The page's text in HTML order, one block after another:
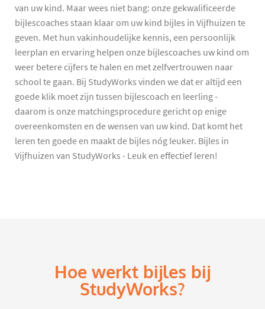
van uw kind. Maar wees niet bang: onze gekwalificeerde
bijlescoaches staan klaar om uw kind bijles in Vijfhuizen te
geven. Met hun vakinhoudelijke kennis, een persoonlijk
leerplan en ervaring helpen onze bijlescoaches uw kind om
weer betere cijfers te halen en met zelfvertrouwen naar
school te gaan. Bij StudyWorks vinden we dat er altijd een
goede klik moet zijn tussen bijlescoach en leerling -
daarom is onze matchingsprocedure gericht op enige
overeenkomsten en de wensen van uw kind. Dat komt het
leren ten goede en maakt de bijles nóg leuker. Bijles in
Vijfhuizen van StudyWorks - Leuk en effectief leren!
Hoe werkt bijles bij
StudyWorks?